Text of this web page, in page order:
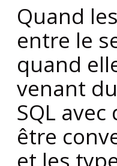
Quand
entre le
quand
venant
SQL
être
et les